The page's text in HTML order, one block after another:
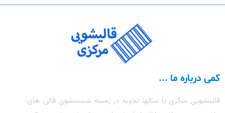
کمی درباره ما ...
قالیشویی مرکزی با سالها تجربه در زمینه شستشوی قالی های